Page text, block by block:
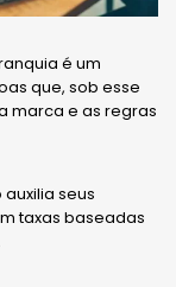
é um
que, sob esse
marca e as regras
seus
taxas baseadas